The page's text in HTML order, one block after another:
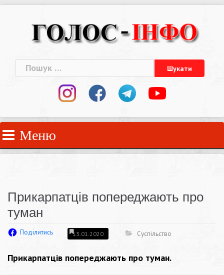
Пошук:
Меню
Прикарпатців попереджають про
туман
Поділитись 13.01.2020 Суспільство
Прикарпатців попереджають про туман.